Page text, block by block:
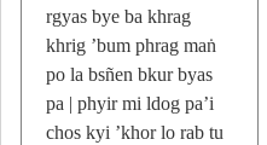
rgyas bye ba khrag
khrig ’bum phrag maṅ
po la bsñen bkur byas
pa | phyir mi ldog pa’i
chos kyi ’khor lo rab tu